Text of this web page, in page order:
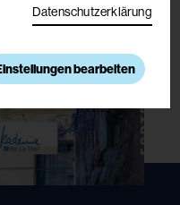
Datenschutzerklärung
bearbeiten